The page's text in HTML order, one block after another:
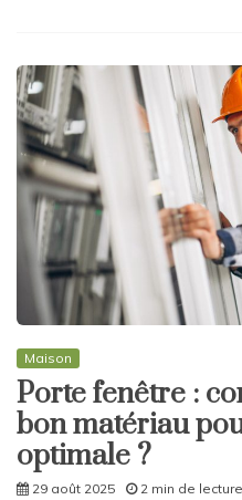
Maison
Porte fenêtre :
bon matériau
optimale ?
29 août 2025 2 min de lecture